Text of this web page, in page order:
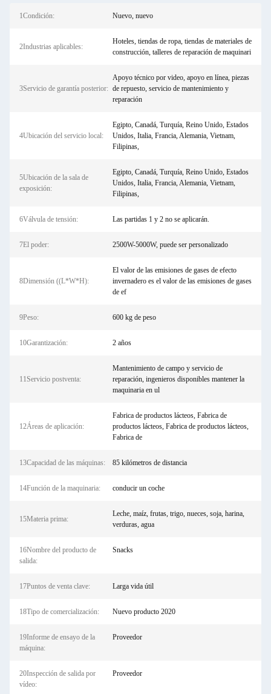
1Condición: Nuevo, nuevo
2Industrias aplicables:
Hoteles, tiendas de ropa, tiendas de materiales de
construcción, talleres de reparación de maquinari
3Servicio de garantía posterior:
Apoyo técnico por video, apoyo en línea, piezas
de repuesto, servicio de mantenimiento y
reparación
4Ubicación del servicio local:
Egipto, Canadá, Turquía, Reino Unido, Estados
Unidos, Italia, Francia, Alemania, Vietnam,
Filipinas,
5Ubicación de la sala de
exposición:
Egipto, Canadá, Turquía, Reino Unido, Estados
Unidos, Italia, Francia, Alemania, Vietnam,
Filipinas,
6Válvula de tensión: Las partidas 1 y 2 no se aplicarán.
7El poder: 2500W-5000W, puede ser personalizado
8Dimensión ((L*W*H):
El valor de las emisiones de gases de efecto
invernadero es el valor de las emisiones de gases
de ef
9Peso: 600 kg de peso
10Garantización: 2 años
11Servicio postventa:
Mantenimiento de campo y servicio de
reparación, ingenieros disponibles mantener la
maquinaria en ul
12Áreas de aplicación:
Fabrica de productos lácteos, Fabrica de
productos lácteos, Fabrica de productos lácteos,
Fabrica de
13Capacidad de las máquinas: 85 kilómetros de distancia
14Función de la maquinaria: conducir un coche
15Materia prima:
Leche, maíz, frutas, trigo, nueces, soja, harina,
verduras, agua
16Nombre del producto de
salida:
Snacks
17Puntos de venta clave: Larga vida útil
18Tipo de comercialización: Nuevo producto 2020
19Informe de ensayo de la
máquina:
Proveedor
20Inspección de salida por
vídeo:
Proveedor